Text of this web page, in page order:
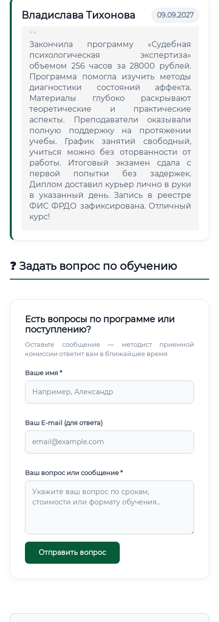
Владислава Тихонова 09.09.2027
Закончила программу «Судебная
психологическая экспертиза»
объемом 256 часов за 28000 рублей.
Программа помогла изучить методы
диагностики состояний аффекта.
Материалы глубоко раскрывают
теоретические и практические
аспекты. Преподаватели оказывали
полную поддержку на протяжении
учебы. График занятий свободный,
учиться можно без оторванности от
работы. Итоговый экзамен сдала с
первой попытки без задержек.
Диплом доставил курьер лично в руки
в указанный день. Запись в реестре
ФИС ФРДО зафиксирована. Отличный
курс!
❓ Задать вопрос по обучению
Есть вопросы по программе или
поступлению?
Оставьте сообщение — методист приемной
комиссии ответит вам в ближайшее время.
Ваше имя *
Ваш E-mail (для ответа)
Ваш вопрос или сообщение *
Отправить вопрос